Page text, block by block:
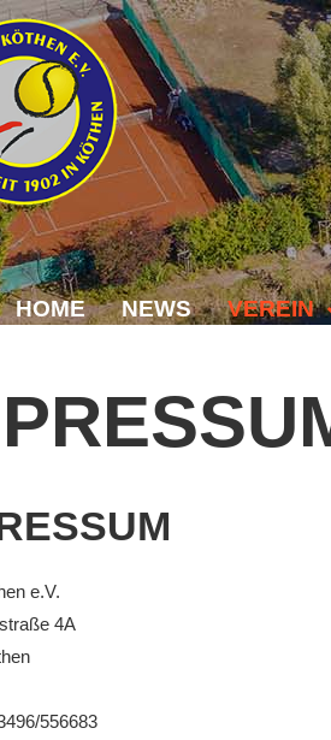
HOME NEWS VEREIN
Das
e.V.
4A
556683